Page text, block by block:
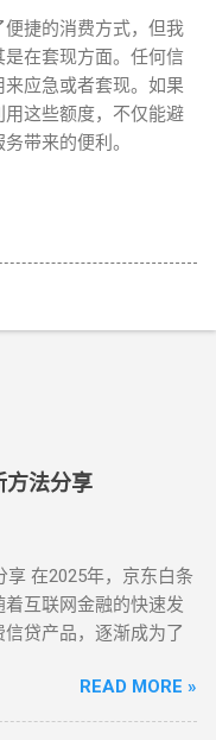
捷的消费方式，但我
在套现方面。任何信
应急或者套现。如果
这些额度，不仅能避
带来的便利。
方法分享
在2025年，京东白条
互联网金融的快速发
贷产品，逐渐成为了
条进行套现，尤其是在
篇文章将为大家分享
READ MORE »